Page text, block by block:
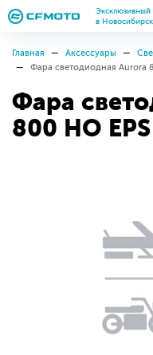
Эксклюзивный
в
Главная Аксессуары
Фара светодиодная Aurora
Фара
800 HO